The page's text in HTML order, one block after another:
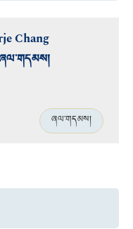
Chang
ཞལ་གདམས།